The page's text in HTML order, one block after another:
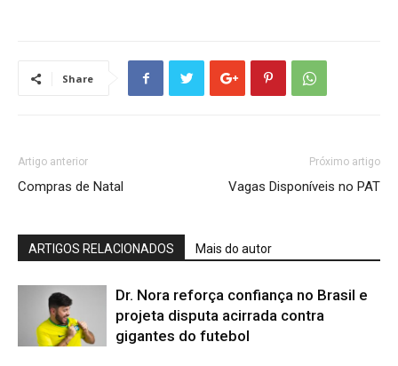
Share
Artigo anterior
Compras de Natal
Próximo artigo
Vagas Disponíveis no PAT
ARTIGOS RELACIONADOS Mais do autor
Dr. Nora reforça confiança no Brasil e
projeta disputa acirrada contra
gigantes do futebol